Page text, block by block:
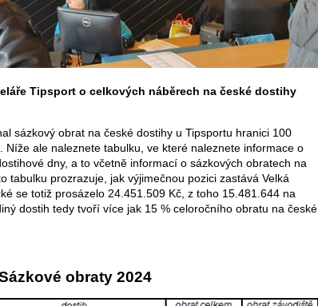
Tipsport o celkových náběrech na české dostihy
sázkový obrat na české dostihy u Tipsportu hranici 100
Níže ale naleznete tabulku, ve které naleznete informace o
dny, a to včetně informací o sázkových obratech na
tabulku prozrazuje, jak výjimečnou pozici zastává Velká
se totiž prosázelo 24.451.509 Kč, z toho 15.481.644 na
dostih tedy tvoří více jak 15 % celoročního obratu na české
obraty 2024